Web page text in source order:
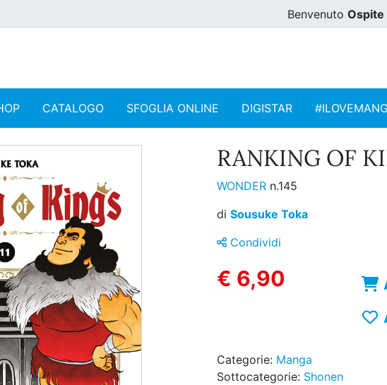
Benvenuto Ospite
CATALOGO SFOGLIA ONLINE DIGISTAR
RANKING OF
WONDER n.145
di Sousuke Toka
Condividi
€ 6,90
Categorie: Manga
Sottocategorie: Shonen